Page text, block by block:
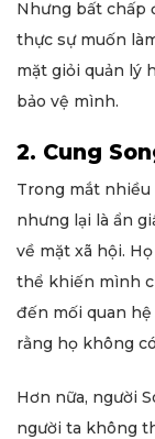
Nhưng bất chấp
thực sự muốn
mặt giỏi quản lý
bảo vệ mình.
2. Cung
Trong mắt nhiều
nhưng lại là ẩn
về mặt xã hội.
thể khiến mình
đến mối quan
rằng họ không
Hơn nữa, người
người ta không